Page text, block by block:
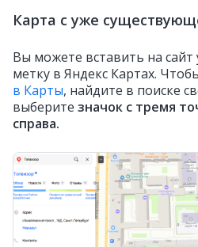
Карта с уже
Вы можете вставить на
метку в Яндекс Картах.
в Карты, найдите в поиске
выберите значок с тремя
справа.